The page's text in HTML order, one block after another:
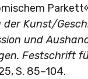
der Kunst/
und
Festschrift
S. 85–104.